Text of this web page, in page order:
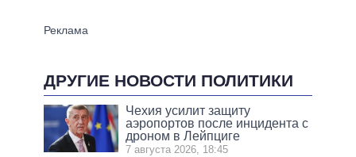
ДРУГИЕ НОВОСТИ ПОЛИТИКИ
Чехия усилит защиту
аэропортов после инцидента с
дроном в Лейпциге
7 августа 2026, 18:45